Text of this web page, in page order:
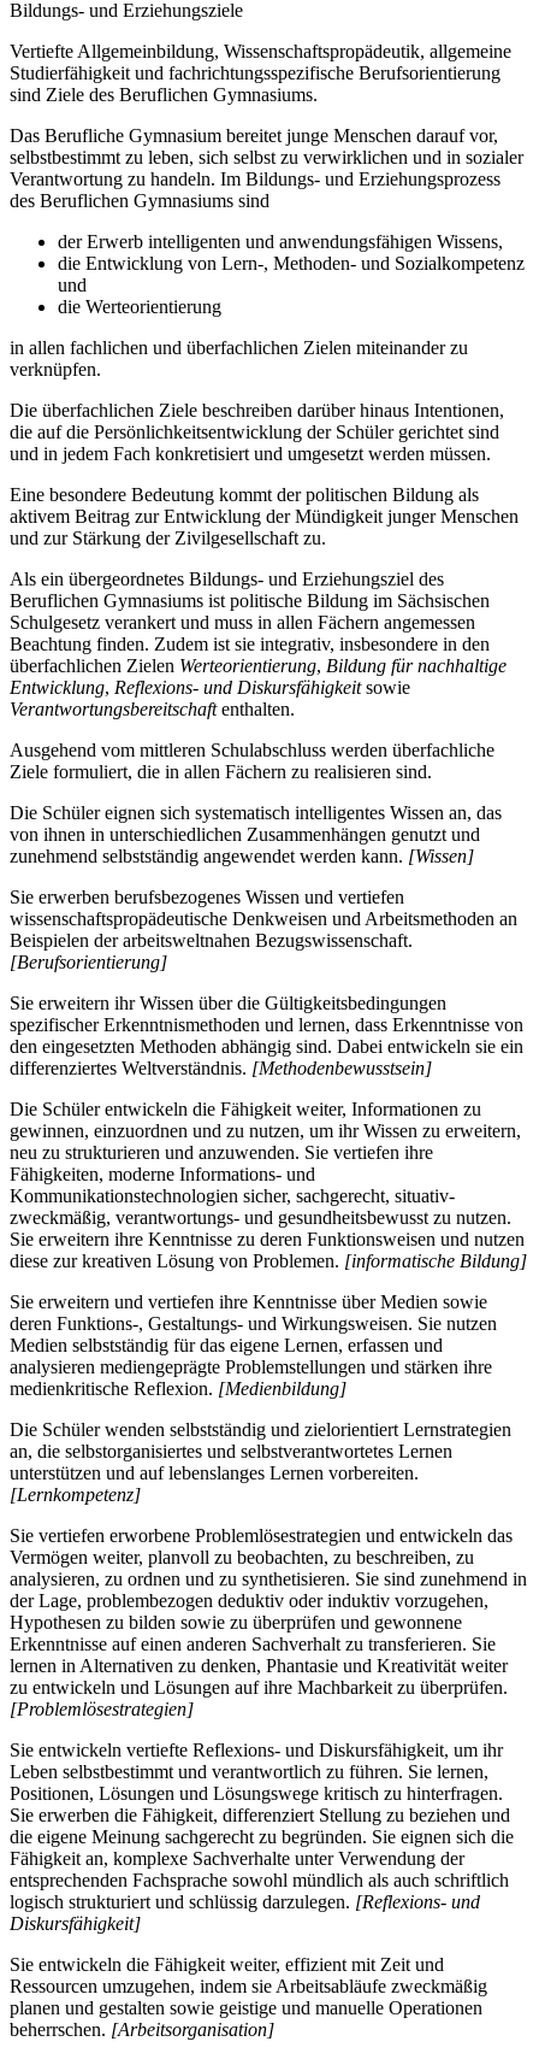
Bildungs- und Erziehungsziele
Vertiefte Allgemeinbildung, Wissenschaftspropädeutik, allgemeine
Studierfähigkeit und fachrichtungsspezifische Berufsorientierung
sind Ziele des Beruflichen Gymnasiums.
Das Berufliche Gymnasium bereitet junge Menschen darauf vor,
selbstbestimmt zu leben, sich selbst zu verwirklichen und in sozialer
Verantwortung zu handeln. Im Bildungs- und Erziehungsprozess
des Beruflichen Gymnasiums sind
der Erwerb intelligenten und anwendungsfähigen Wissens,
die Entwicklung von Lern-, Methoden- und Sozialkompetenz
und
die Werteorientierung
in allen fachlichen und überfachlichen Zielen miteinander zu
verknüpfen.
Die überfachlichen Ziele beschreiben darüber hinaus Intentionen,
die auf die Persönlichkeitsentwicklung der Schüler gerichtet sind
und in jedem Fach konkretisiert und umgesetzt werden müssen.
Eine besondere Bedeutung kommt der politischen Bildung als
aktivem Beitrag zur Entwicklung der Mündigkeit junger Menschen
und zur Stärkung der Zivilgesellschaft zu.
Als ein übergeordnetes Bildungs- und Erziehungsziel des
Beruflichen Gymnasiums ist politische Bildung im Sächsischen
Schulgesetz verankert und muss in allen Fächern angemessen
Beachtung finden. Zudem ist sie integrativ, insbesondere in den
überfachlichen Zielen Werteorientierung, Bildung für nachhaltige
Entwicklung, Reflexions- und Diskursfähigkeitsowie
Verantwortungsbereitschaftenthalten.
Ausgehend vom mittleren Schulabschluss werden überfachliche
Ziele formuliert, die in allen Fächern zu realisieren sind.
Die Schüler eignen sich systematisch intelligentes Wissen an, das
von ihnen in unterschiedlichen Zusammenhängen genutzt und
zunehmend selbstständig angewendet werden kann. [Wissen]
Sie erwerben berufsbezogenes Wissen und vertiefen
wissenschaftspropädeutische Denkweisen und Arbeitsmethoden an
Beispielen der arbeitsweltnahen Bezugswissenschaft.
[Berufsorientierung]
Sie erweitern ihr Wissen über die Gültigkeitsbedingungen
spezifischer Erkenntnismethoden und lernen, dass Erkenntnisse von
den eingesetzten Methoden abhängig sind. Dabei entwickeln sie ein
differenziertes Weltverständnis. [Methodenbewusstsein]
Die Schüler entwickeln die Fähigkeit weiter, Informationen zu
gewinnen, einzuordnen und zu nutzen, um ihr Wissen zu erweitern,
neu zu strukturieren und anzuwenden. Sie vertiefen ihre
Fähigkeiten, moderne Informations- und
Kommunikationstechnologien sicher, sachgerecht, situativ-
zweckmäßig, verantwortungs- und gesundheitsbewusst zu nutzen.
Sie erweitern ihre Kenntnisse zu deren Funktionsweisen und nutzen
diese zur kreativen Lösung von Problemen. [informatische Bildung]
Sie erweitern und vertiefen ihre Kenntnisse über Medien sowie
deren Funktions-, Gestaltungs- und Wirkungsweisen. Sie nutzen
Medien selbstständig für das eigene Lernen, erfassen und
analysieren mediengeprägte Problemstellungen und stärken ihre
medienkritische Reflexion. [Medienbildung]
Die Schüler wenden selbstständig und zielorientiert Lernstrategien
an, die selbstorganisiertes und selbstverantwortetes Lernen
unterstützen und auf lebenslanges Lernen vorbereiten.
[Lernkompetenz]
Sie vertiefen erworbene Problemlösestrategien und entwickeln das
Vermögen weiter, planvoll zu beobachten, zu beschreiben, zu
analysieren, zu ordnen und zu synthetisieren. Sie sind zunehmend in
der Lage, problembezogen deduktiv oder induktiv vorzugehen,
Hypothesen zu bilden sowie zu überprüfen und gewonnene
Erkenntnisse auf einen anderen Sachverhalt zu transferieren. Sie
lernen in Alternativen zu denken, Phantasie und Kreativität weiter
zu entwickeln und Lösungen auf ihre Machbarkeit zu überprüfen.
[Problemlösestrategien]
Sie entwickeln vertiefte Reflexions- und Diskursfähigkeit, um ihr
Leben selbstbestimmt und verantwortlich zu führen. Sie lernen,
Positionen, Lösungen und Lösungswege kritisch zu hinterfragen.
Sie erwerben die Fähigkeit, differenziert Stellung zu beziehen und
die eigene Meinung sachgerecht zu begründen. Sie eignen sich die
Fähigkeit an, komplexe Sachverhalte unter Verwendung der
entsprechenden Fachsprache sowohl mündlich als auch schriftlich
logisch strukturiert und schlüssig darzulegen. [Reflexions- und
Diskursfähigkeit]
Sie entwickeln die Fähigkeit weiter, effizient mit Zeit und
Ressourcen umzugehen, indem sie Arbeitsabläufe zweckmäßig
planen und gestalten sowie geistige und manuelle Operationen
beherrschen. [Arbeitsorganisation]